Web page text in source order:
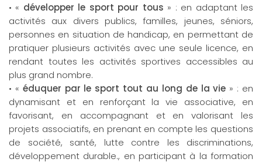
• « développer le sport pour tous » : en adaptant les
activités aux divers publics, familles, jeunes, séniors,
personnes en situation de handicap, en permettant de
pratiquer plusieurs activités avec une seule licence, en
rendant toutes les activités sportives accessibles au
plus grand nombre.
• « éduquer par le sport tout au long de la vie » : en
dynamisant et en renforçant la vie associative, en
favorisant, en accompagnant et en valorisant les
projets associatifs, en prenant en compte les questions
de société, santé, lutte contre les discriminations,
développement durable., en participant à la formation